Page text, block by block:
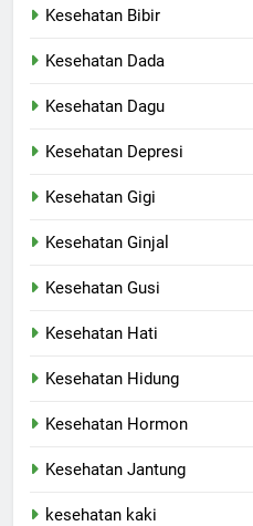
Kesehatan Bibir
Kesehatan Dada
Kesehatan Dagu
Kesehatan Depresi
Kesehatan Gigi
Kesehatan Ginjal
Kesehatan Gusi
Kesehatan Hati
Kesehatan Hidung
Kesehatan Hormon
Kesehatan Jantung
kesehatan kaki